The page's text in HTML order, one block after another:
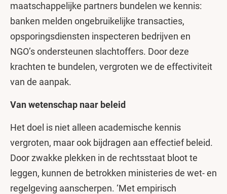
maatschappelijke partners bundelen we kennis:
banken melden ongebruikelijke transacties,
opsporingsdiensten inspecteren bedrijven en
NGO’s ondersteunen slachtoffers. Door deze
krachten te bundelen, vergroten we de effectiviteit
van de aanpak.
Van wetenschap naar beleid
Het doel is niet alleen academische kennis
vergroten, maar ook bijdragen aan effectief beleid.
Door zwakke plekken in de rechtsstaat bloot te
leggen, kunnen de betrokken ministeries de wet- en
regelgeving aanscherpen. ‘Met empirisch